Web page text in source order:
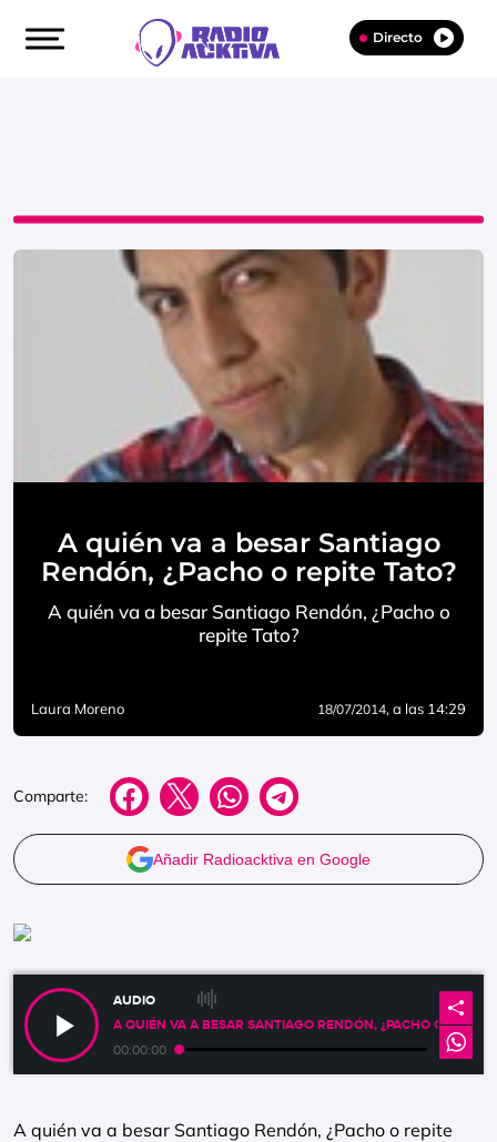
Directo
A quién va a besar Santiago
Rendón, ¿Pacho o repite Tato?
A quién va a besar Santiago Rendón, ¿Pacho o
repite Tato?
Laura Moreno 18/07/2014, a las 14:29
Comparte:
Añadir Radioacktiva en Google
AUDIO
A QUIÉN VA A BESAR SANTIAGO RENDÓN, ¿PACHO O REPITE
00:00:00
A quién va a besar Santiago Rendón, ¿Pacho o repite